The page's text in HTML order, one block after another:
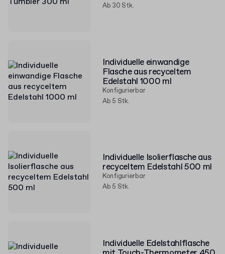
Ab 30 Stk.
Individuelle einwandige
Flasche aus recyceltem
Edelstahl 1000 ml
Konfigurierbar
Ab 5 Stk.
Individuelle Isolierflasche aus
recyceltem Edelstahl 500 ml
Konfigurierbar
Ab 5 Stk.
Individuelle Edelstahlflasche